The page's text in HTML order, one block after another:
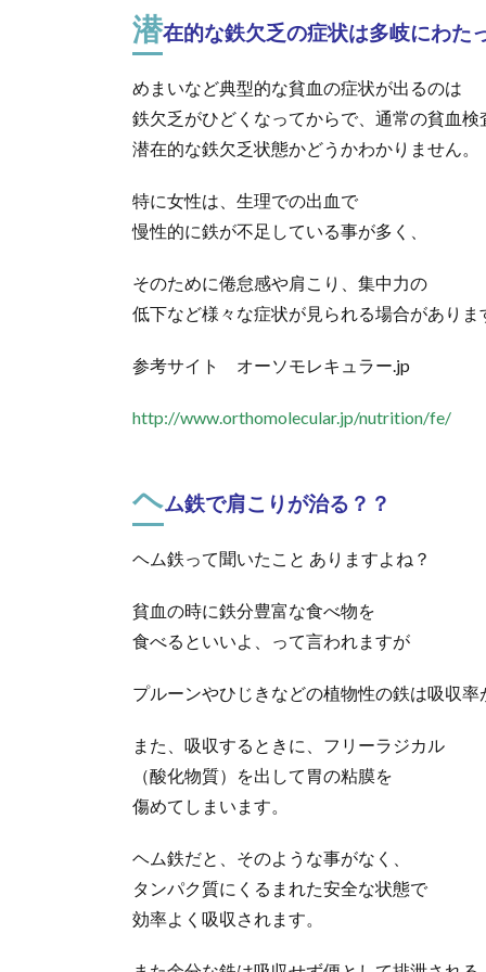
潜在的な鉄欠乏の症状は多岐にわた
めまいなど典型的な貧血の症状が出るのは
鉄欠乏がひどくなってからで、通常の貧血検
潜在的な鉄欠乏状態かどうかわかりません。
特に女性は、生理での出血で
慢性的に鉄が不足している事が多く、
そのために倦怠感や肩こり、集中力の
低下など様々な症状が見られる場合がありま
参考サイト オーソモレキュラー.jp
http://www.orthomolecular.jp/nutrition/fe/
ヘム鉄で肩こりが治る？？
ヘム鉄って聞いたこと ありますよね？
貧血の時に鉄分豊富な食べ物を
食べるといいよ、って言われますが
プルーンやひじきなどの植物性の鉄は吸収率
また、吸収するときに、フリーラジカル
（酸化物質）を出して胃の粘膜を
傷めてしまいます。
ヘム鉄だと、そのような事がなく、
タンパク質にくるまれた安全な状態で
効率よく吸収されます。